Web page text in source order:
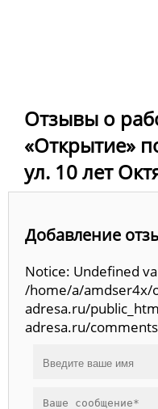
Отзывы о
«Открытие»
ул. 10 лет
Добавление
Notice: Undefined
/home/a/amdser4x/
adresa.ru/
adresa.ru/